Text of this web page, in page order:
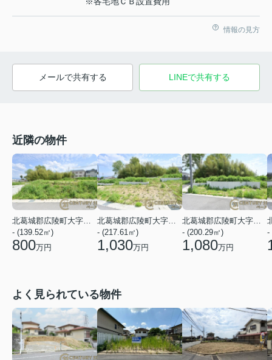
情報の見方
メールで共有する LINEで共有する
近隣の物件
北葛城郡広陵町大字三吉
- (139.52㎡)
800万円
北葛城郡広陵町大字三吉
- (217.61㎡)
1,030万円
北葛城郡広陵町大字三吉
- (200.29㎡)
1,080万円
-
よく見られている物件